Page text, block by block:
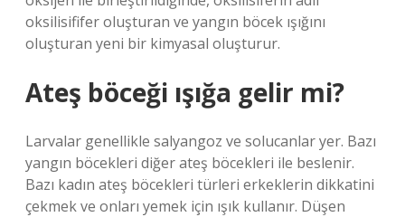
oksilisififer oluşturan ve yangın böcek ışığını
oluşturan yeni bir kimyasal oluşturur.
Ateş böceği ışığa gelir mi?
Larvalar genellikle salyangoz ve solucanlar yer. Bazı
yangın böcekleri diğer ateş böcekleri ile beslenir.
Bazı kadın ateş böcekleri türleri erkeklerin dikkatini
çekmek ve onları yemek için ışık kullanır. Düşen